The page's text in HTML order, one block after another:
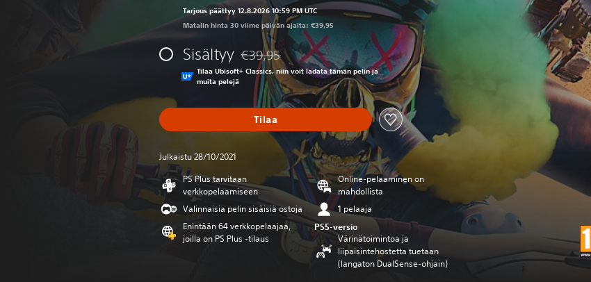
Tarjous päättyy 12.8.2026 10:59 PM UTC
Matalin hinta 30 viime päivän ajalta: €39,95
Sisältyy Alennettu alkuperäisestä hinnasta €39,95
€39,95
Tilaa Ubisoft+ Classics, niin voit ladata tämän pelin ja
muita pelejä
Tilaa
Julkaistu 28/10/2021
PS Plus tarvitaan
verkkopelaamiseen
Valinnaisia pelin sisäisiä ostoja
Enintään 64 verkkopelaajaa,
joilla on PS Plus -tilaus
Online-pelaaminen on
mahdollista
1 pelaaja
PS5-versio
Värinätoimintoa ja
liipaisintehostetta tuetaan
(langaton DualSense-ohjain)